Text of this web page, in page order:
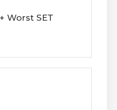
Worst SET